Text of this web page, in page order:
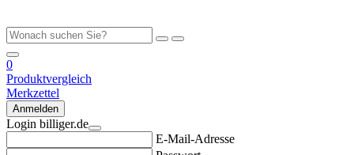
0
Produktvergleich
Merkzettel
Anmelden
Login billiger.de
E-Mail-Adresse